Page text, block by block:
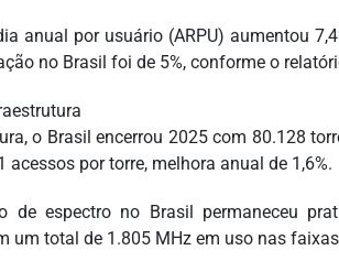
anual por usuário (ARPU) aumentou
no Brasil foi de 5%, conforme o
o Brasil encerrou 2025 com 80.128
acessos por torre, melhora anual de 1,6%.
de espectro no Brasil permaneceu
um total de 1.805 MHz em uso nas